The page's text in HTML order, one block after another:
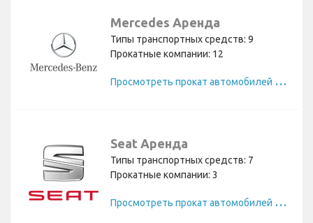
Mercedes Аренда
Типы транспортных средств: 9
Прокатные компании: 12
П
росмотреть прокат автомобилей Mercedes
Seat Аренда
Типы транспортных средств: 7
Прокатные компании: 3
П
росмотреть прокат автомобилей Seat